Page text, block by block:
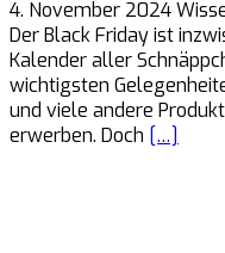
4. November 2024
Der Black Friday ist
Kalender aller
wichtigsten
und viele andere
erwerben. Doch […]